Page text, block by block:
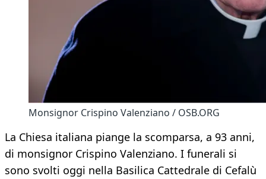
Monsignor Crispino Valenziano / OSB.ORG
La Chiesa italiana piange la scomparsa, a 93 anni,
di monsignor Crispino Valenziano. I funerali si
sono svolti oggi nella Basilica Cattedrale di Cefalù